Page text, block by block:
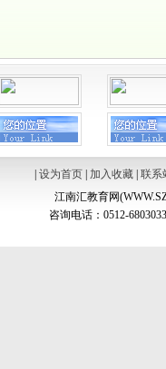
设为首页| 加入收藏| 联系
江南汇教育网
咨询电话：0512-